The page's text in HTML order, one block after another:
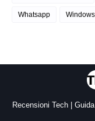
Whatsapp Windows
Recensioni Tech |